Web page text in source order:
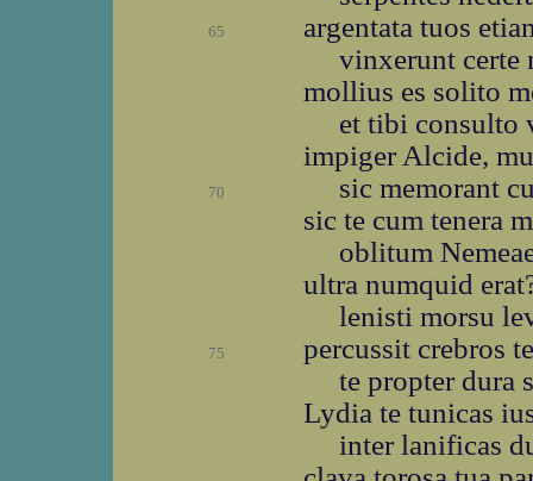
65
argentata tuos
vinxerunt certe
mollius es solito
et tibi consulto
impiger Alcide,
70
sic memorant
sic te cum tenera
oblitum
ultra numquid
lenisti morsu
75
percussit crebros
te propter dura
Lydia te tunicas
inter lanificas